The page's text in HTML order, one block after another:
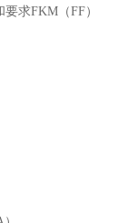
求FKM（FF）